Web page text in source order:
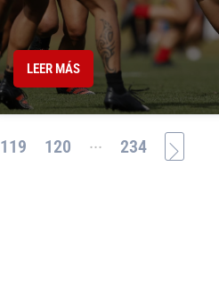
LEER MÁS
119 120 ... 234